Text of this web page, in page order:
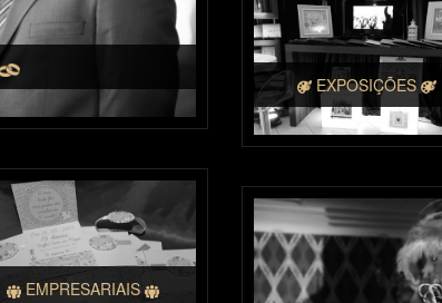
EMPRESARIAIS
EXPOSIÇÕES